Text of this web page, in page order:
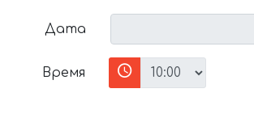
Дата
Время